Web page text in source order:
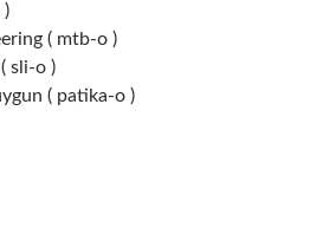
)
( mtb-o )
sli-o )
( patika-o )